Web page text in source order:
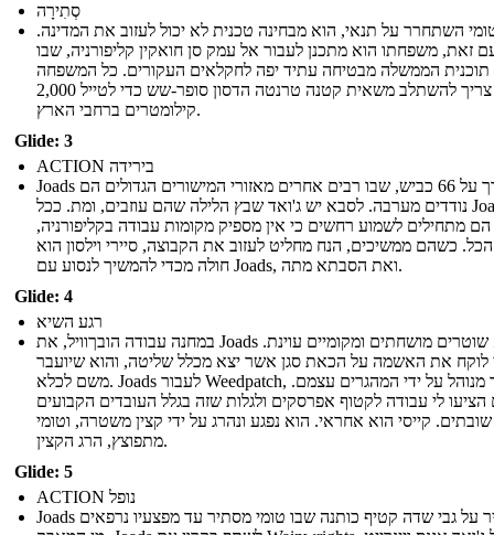
סְתִירָה
השתחרר על תנאי, הוא מבחינה טכנית לא יכול לעזוב את המדינה.
זאת, משפחתו הוא מתכנן לעבור אל עמק סן חואקין קליפורניה, שבו
תוכנית הממשלה מבטיחה עתיד יפה לחקלאים העקורים. כל המשפחה
וקייסי צריך להשתלב משאית קטנה טרנטה הדסון סופר-שש כדי לטייל 2,000
קילומטרים ברחבי הארץ.
Glide: 3
ACTION בירידה
Joads לדרך על 66 כביש, שבו רבים אחרים מאזורי המישורים הגדולים הם
נודדים מערבה. לסבא יש ג'ואד שבץ הלילה שהם עוזבים, ומת. ככל Joads
הם מתחילים לשמוע רחשים כי אין מספיק מקומות עבודה בקליפורניה,
כשהם ממשיכים, הנח מחליט לעזוב את הקבוצה, סיירי וילסון הוא
חולה מכדי להמשיך לנסוע עם Joads, ואת הסבתא מתה.
Glide: 4
רגע השיא
במחנה עבודה הובךוויל, את Joads למצוא שוטרים מושחתים ומקומיים עוינת.
לוקח את האשמה על הכאת סגן אשר יצא מכלל שליטה, והוא שיועבר
משם לכלא. Joads לעבור Weedpatch, אשר מנוהל על ידי המהגרים עצמם.
לי עבודה לקטוף אפרסקים ולגלות שזה בגלל העובדים הקבועים
שובתים. קייסי הוא אחראי. הוא נפגע ונהרג על ידי קצין משטרה, וטומי
מתפוצץ, הרג הקצין.
Glide: 5
ACTION נופל
Joads להעביר על גבי שדה קטיף כותנה שבו טומי מסתיר עד מפצעיו נרפאים